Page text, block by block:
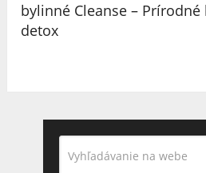
bylinné Cleanse –
detox